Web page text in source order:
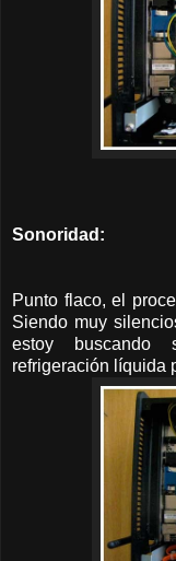
Sonoridad:
Punto flaco, el
Siendo muy
estoy buscando
refrigeración líquida